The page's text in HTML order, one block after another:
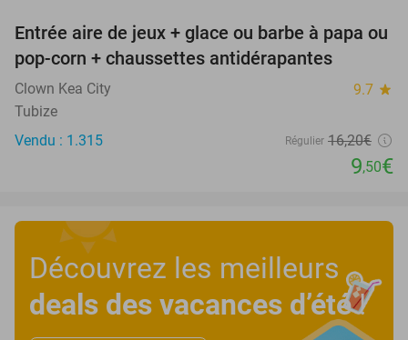
41%
Entrée aire de jeux + glace ou barbe à papa ou
pop-corn + chaussettes antidérapantes
Clown Kea City 9.7 star
Tubize
Vendu : 1.315
Régulier 16,20€
9,50€
Découvrez les meilleurs
deals des vacances d’été!